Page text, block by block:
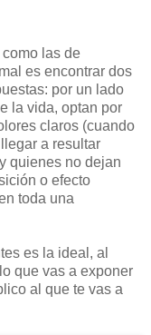
las de
es encontrar dos
por un lado
la vida, optan por
claros (cuando
a resultar
quienes no dejan
o efecto
toda una
es la ideal, al
que vas a exponer
al que te vas a